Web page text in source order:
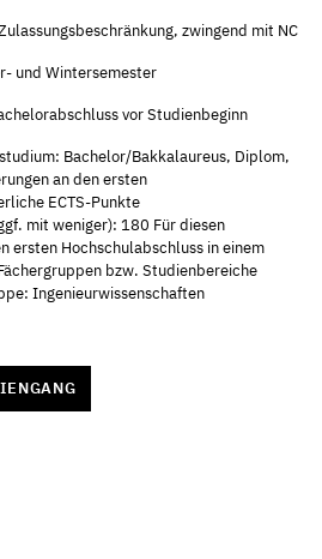
zwingend mit NC
und Wintersemester
vor Studienbeginn
Bachelor/Bakkalaureus, Diplom,
an den ersten
ECTS-Punkte
mit weniger): 180 Für diesen
ersten Hochschulabschluss in einem
bzw. Studienbereiche
Ingenieurwissenschaften